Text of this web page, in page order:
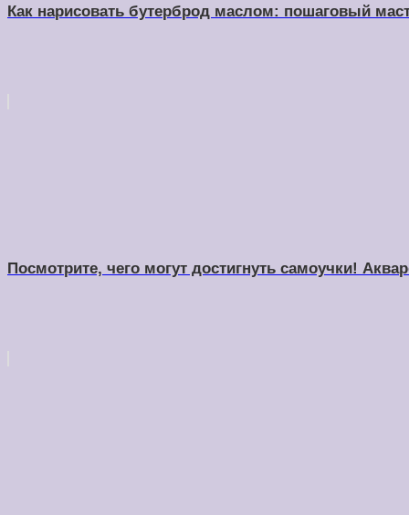
Как нарисовать бутерброд маслом: пошаговый
Посмотрите, чего могут достигнуть самоучки!